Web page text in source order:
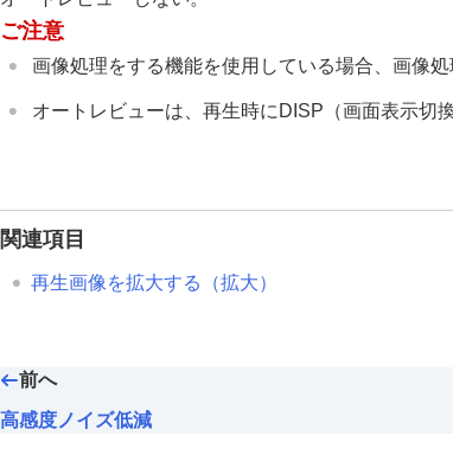
ホワイトバランス
ドライブモードを使う（連写/セ
インターバル撮影機能
フラッシュを使う
撮影中の画面表示を設定する
ご注意
画像処理をする機能を使用している場合、画像
オートレビューは、再生時にDISP（画面表示切
関連項目
再生画像を拡大する（拡大）
前へ
高感度ノイズ低減